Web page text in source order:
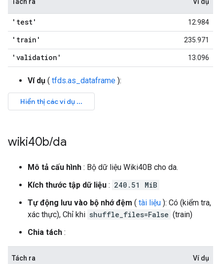
'test' 12.984
'train' 235.971
'validation' 13.096
Ví dụ ( tfds.as_dataframe ):
wiki40b/da
Mô tả cấu hình : Bộ dữ liệu Wiki40B cho da.
Kích thước tập dữ liệu : 240.51 MiB
Tự động lưu vào bộ nhớ đệm ( tài liệu ): Có (kiểm tra,
xác thực), Chỉ khi shuffle_files=False (train)
Chia tách :
Tách ra Ví dụ